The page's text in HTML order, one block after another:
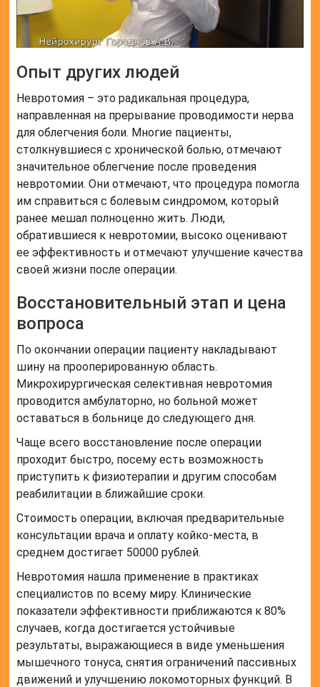
Опыт других людей
Невротомия – это радикальная процедура,
направленная на прерывание проводимости нерва
для облегчения боли. Многие пациенты,
столкнувшиеся с хронической болью, отмечают
значительное облегчение после проведения
невротомии. Они отмечают, что процедура помогла
им справиться с болевым синдромом, который
ранее мешал полноценно жить. Люди,
обратившиеся к невротомии, высоко оценивают
ее эффективность и отмечают улучшение качества
своей жизни после операции.
Восстановительный этап и цена
вопроса
По окончании операции пациенту накладывают
шину на прооперированную область.
Микрохирургическая селективная невротомия
проводится амбулаторно, но больной может
оставаться в больнице до следующего дня.
Чаще всего восстановление после операции
проходит быстро, посему есть возможность
приступить к физиотерапии и другим способам
реабилитации в ближайшие сроки.
Стоимость операции, включая предварительные
консультации врача и оплату койко-места, в
среднем достигает 50000 рублей.
Невротомия нашла применение в практиках
специалистов по всему миру. Клинические
показатели эффективности приближаются к 80%
случаев, когда достигается устойчивые
результаты, выражающиеся в виде уменьшения
мышечного тонуса, снятия ограничений пассивных
движений и улучшению локомоторных функций. В